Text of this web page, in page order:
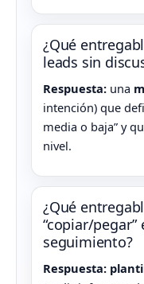
¿Qué
leads sin
Respuesta: una
intención) que
media o baja” y
nivel.
¿Qué
“copiar/
seguimiento?
Respuesta: